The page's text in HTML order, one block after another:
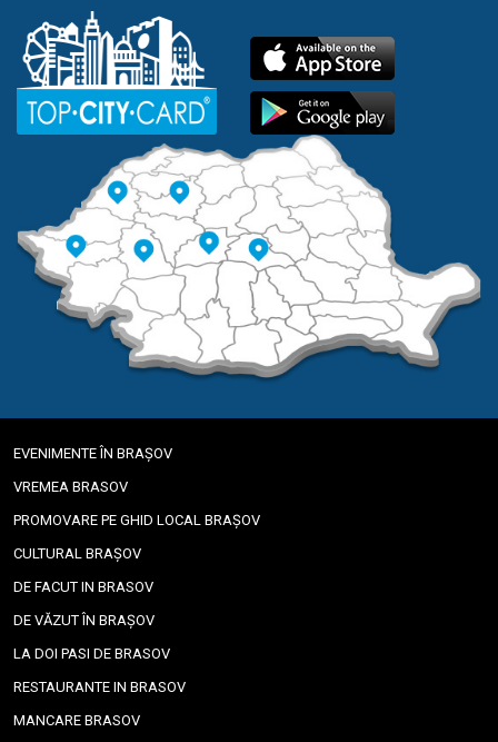
EVENIMENTE ÎN BRAȘOV
VREMEA BRASOV
PROMOVARE PE GHID LOCAL BRAȘOV
CULTURAL BRAȘOV
DE FACUT IN BRASOV
DE VĂZUT ÎN BRAȘOV
LA DOI PASI DE BRASOV
RESTAURANTE IN BRASOV
MANCARE BRASOV